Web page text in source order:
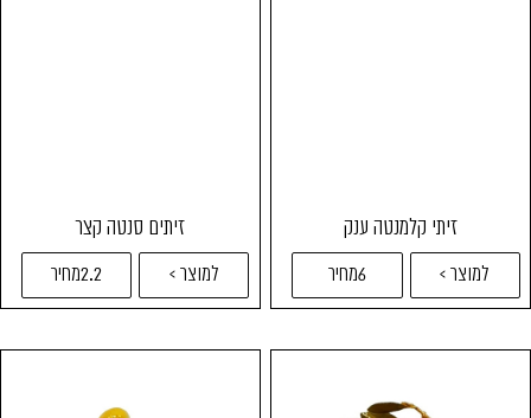
זיתי קלמנטה ענק
למוצר > 6מחיר
זיתים סנטה קצר
למוצר > 2.2מחיר